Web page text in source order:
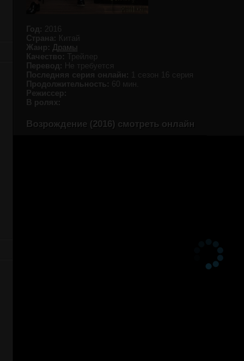
Год: 2016
Страна: Китай
Жанр: Драмы
Качество: Трейлер
Перевод: Не требуется
Последняя серия онлайн: 1 сезон 16 серия
Продолжительность: 60 мин.
Режиссер:
В ролях:
Возрождение (2016) смотреть онлайн